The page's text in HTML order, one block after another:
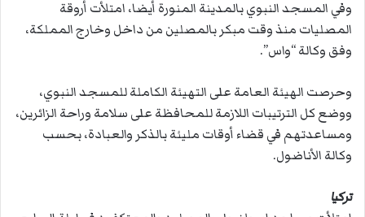
وفي المسجد النبوي بالمدينة المنورة أيضا، امتلأت أروقة
المصليات منذ وقت مبكر بالمصلين من داخل وخارج المملكة،
وفق وكالة “واس”.
وحرصت الهيئة العامة على التهيئة الكاملة للمسجد النبوي،
ووضع كل الترتيبات اللازمة للمحافظة على سلامة وراحة الزائرين،
ومساعدتهم في قضاء أوقات مليئة بالذكر والعبادة، بحسب
وكالة الأناضول.
تركيا